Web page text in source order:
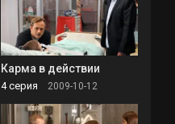
Карма в действии
4 серия 2009-10-12